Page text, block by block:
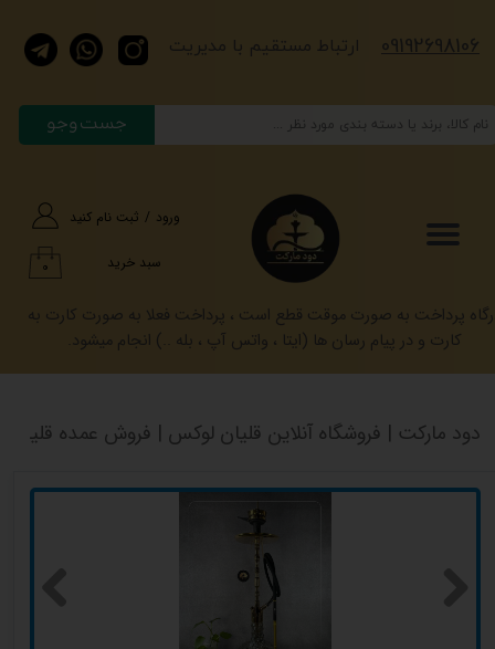
جست وجو
ورود / ثبت نام کنید
حساب کاربری من
سفارشات
خروج از حساب کاربری
۰ سبد خرید
​​​ارتباط مستقیم با مدیریت ​​​09192698106
پرداخت به صورت موقت قطع است ، پرداخت فعلا به صورت کارت به
کارت و در پیام رسان ها (ایتا ، واتس آپ ، بله ..) انجام میشود.
دود مارکت | فروشگاه آنلاین قلیان لوکس | فروش عمده قلیان